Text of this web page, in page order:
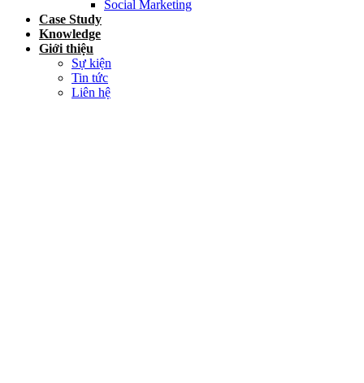
Social Marketing
Case Study
Knowledge
Giới thiệu
Sự kiện
Tin tức
Liên hệ